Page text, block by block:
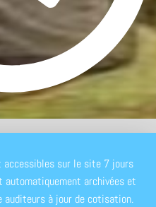
sur le site 7 jours
automatiquement archivées et
auditeurs à jour de cotisation.